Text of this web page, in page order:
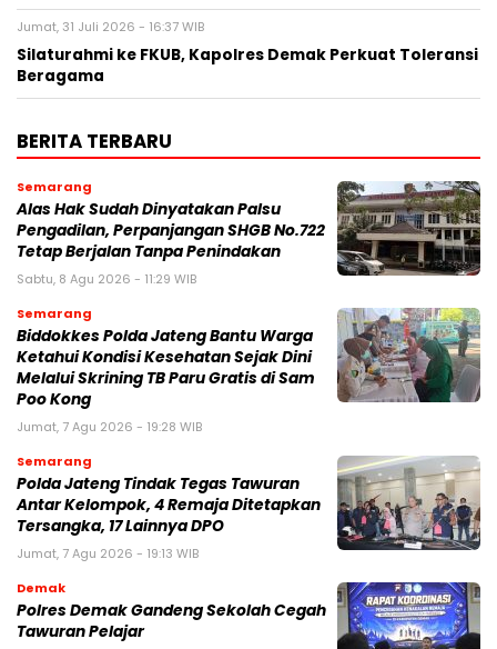
Jumat, 31 Juli 2026 - 16:37 WIB
Silaturahmi ke FKUB, Kapolres Demak Perkuat Toleransi
Beragama
BERITA TERBARU
Semarang
Alas Hak Sudah Dinyatakan Palsu
Pengadilan, Perpanjangan SHGB No.722
Tetap Berjalan Tanpa Penindakan
Sabtu, 8 Agu 2026 - 11:29 WIB
Semarang
Biddokkes Polda Jateng Bantu Warga
Ketahui Kondisi Kesehatan Sejak Dini
Melalui Skrining TB Paru Gratis di Sam
Poo Kong
Jumat, 7 Agu 2026 - 19:28 WIB
Semarang
Polda Jateng Tindak Tegas Tawuran
Antar Kelompok, 4 Remaja Ditetapkan
Tersangka, 17 Lainnya DPO
Jumat, 7 Agu 2026 - 19:13 WIB
Demak
Polres Demak Gandeng Sekolah Cegah
Tawuran Pelajar